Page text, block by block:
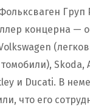
Груп
концерна —
Skoda,
и Ducati. В
что его